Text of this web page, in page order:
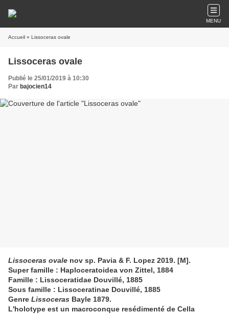
MENU
Accueil » Lissoceras ovale
Lissoceras ovale
Publié le 25/01/2019 à 10:30
Par bajocien14
Lissoceras ovale nov sp. Pavia & F. Lopez 2019. [M].
Super famille : Haploceratoidea von Zittel, 1884
Famille : Lissoceratidae Douvillé, 1885
Sous famille : Lissoceratinae Douvillé, 1885
Genre Lissoceras Bayle 1879.
L'holotype est un macroconque resédimenté de Cella